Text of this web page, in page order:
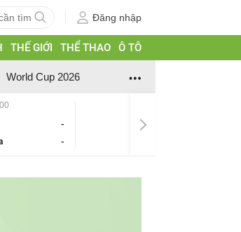
Đăng nhập
THẾ GIỚI THỂ THAO Ô TÔ
World Cup 2026
-
-